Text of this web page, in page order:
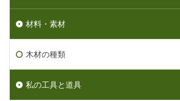
材料・素材
木材の種類
私の工具と道具